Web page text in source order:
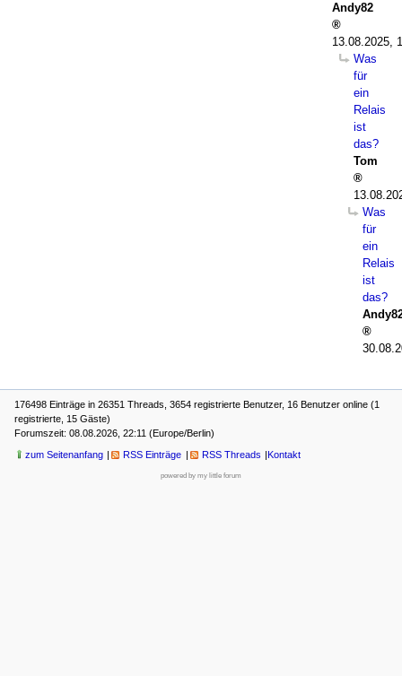
Andy82
13.08.2025,
Was
für
ein
Relais
ist
das?
Tom
Was
für
ein
Relais
ist
das?
176498 Einträge in 26351 Threads, 3654 registrierte Benutzer, 16 Benutzer online (1
registrierte, 15 Gäste)
Forumszeit: 08.08.2026, 22:11 (Europe/Berlin)
zum Seitenanfang RSS Einträge RSS Threads Kontakt
powered by my little forum